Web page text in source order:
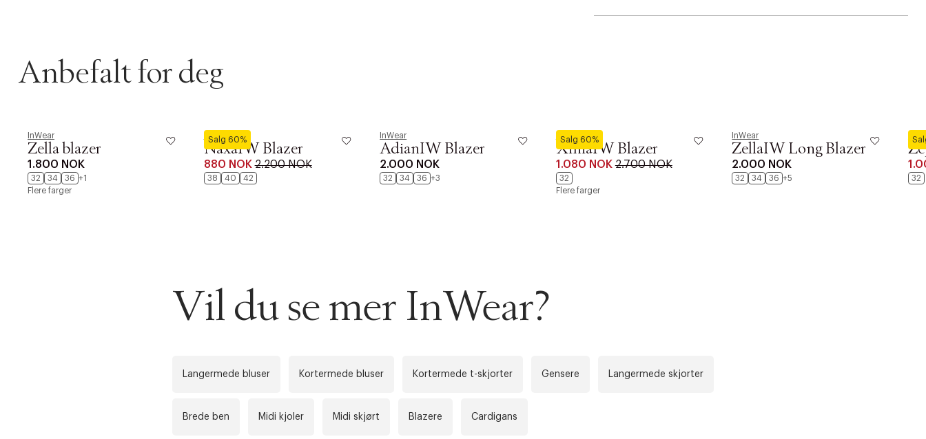
Anbefalt for deg
InWear
Zella blazer
1.800 NOK
32 34 36 +1
Flere farger
Salg 60%
InWear
NaxaIW Blazer
880 NOK 2.200 NOK
38 40 42
InWear
AdianIW Blazer
2.000 NOK
32 34 36 +3
Salg 60%
InWear
XiniaIW Blazer
1.080 NOK 2.700 NOK
32
Flere farger
InWear
ZellaIW Long Blazer
2.000 NOK
32 34 36 +5 32
Vil du se mer InWear?
Langermede bluser Kortermede bluser Kortermede t-skjorter Gensere Langermede skjorter
Brede ben Midi kjoler Midi skjørt Blazere Cardigans
Gratis frakt over 699 NOK for Goodie-medlemmer
Få 10% på ditt første kjøp som medlem
LA OSS VISE VIDEOEN
Riktige informasjonskapsler
DESSVERRE KAN IKKE PRODUKTET BLI FUNNET
Lukk